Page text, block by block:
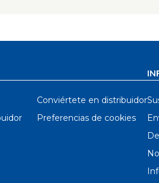
Conviértete en distribuidor
Preferencias de cookies